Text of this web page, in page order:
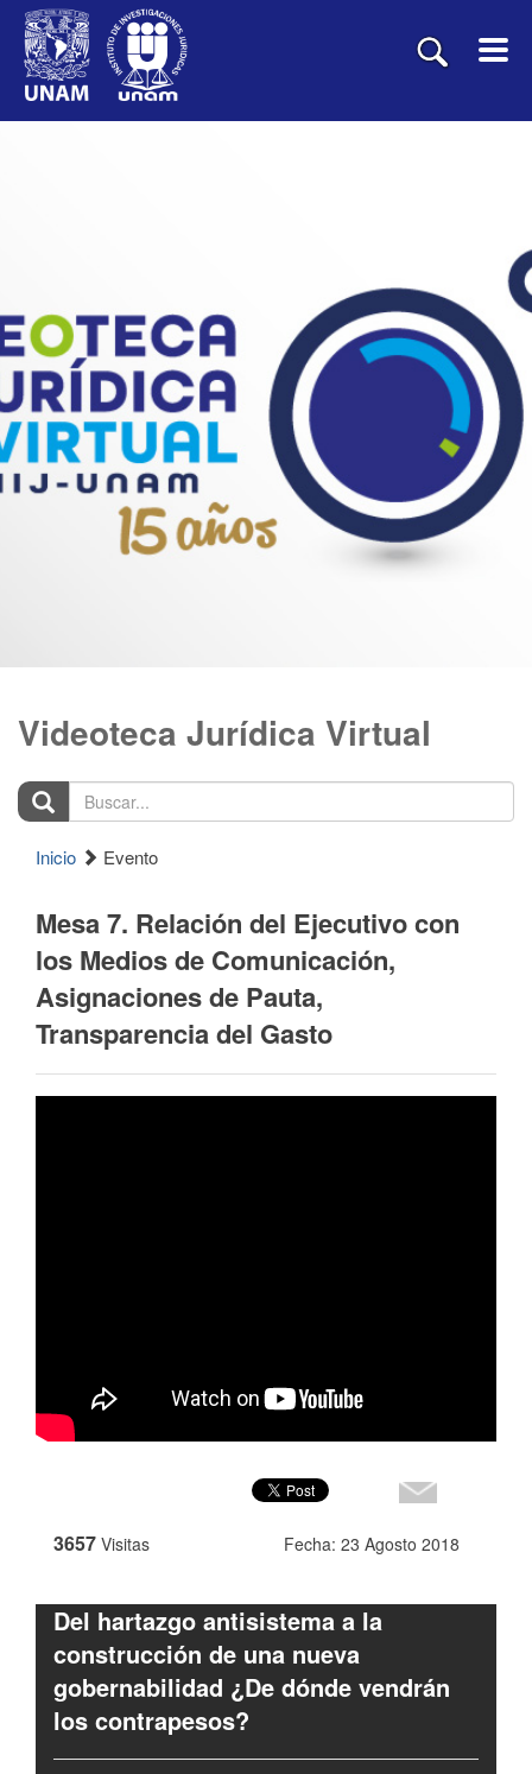
Videoteca Jurídica Virtual
Buscar...
Inicio Evento
Mesa 7. Relación del Ejecutivo con
los Medios de Comunicación,
Asignaciones de Pauta,
Transparencia del Gasto
3657 Visitas Fecha: 23 Agosto 2018
Del hartazgo antisistema a la
construcción de una nueva
gobernabilidad ¿De dónde vendrán
los contrapesos?